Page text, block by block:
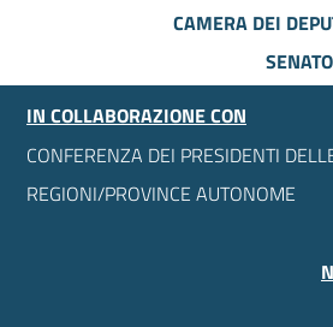
CAMERA DEI
IN COLLABORAZIONE CON
CONFERENZA DEI PRESIDENTI
REGIONI/PROVINCE AUTONOME